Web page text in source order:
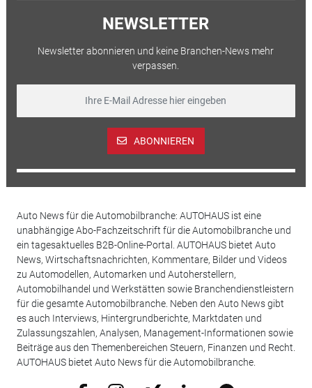
NEWSLETTER
Newsletter abonnieren und keine Branchen-News mehr
verpassen.
ABONNIEREN
Auto News für die Automobilbranche: AUTOHAUS ist eine
unabhängige Abo-Fachzeitschrift für die Automobilbranche und
ein tagesaktuelles B2B-Online-Portal. AUTOHAUS bietet Auto
News, Wirtschaftsnachrichten, Kommentare, Bilder und Videos
zu Automodellen, Automarken und Autoherstellern,
Automobilhandel und Werkstätten sowie Branchendienstleistern
für die gesamte Automobilbranche. Neben den Auto News gibt
es auch Interviews, Hintergrundberichte, Marktdaten und
Zulassungszahlen, Analysen, Management-Informationen sowie
Beiträge aus den Themenbereichen Steuern, Finanzen und Recht.
AUTOHAUS bietet Auto News für die Automobilbranche.